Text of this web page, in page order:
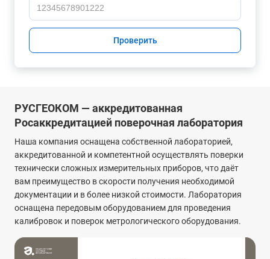
Проверить
РУСГЕОКОМ — аккредитованная
Росаккредитацией поверочная лаборатория
Наша компания оснащена собственной лабораторией,
аккредитованной и компетентной осуществлять поверки
технически сложных измерительных приборов, что даёт
вам преимущество в скорости получения необходимой
документации и в более низкой стоимости. Лаборатория
оснащена передовым оборудованием для проведения
калибровок и поверок метрологического оборудования.